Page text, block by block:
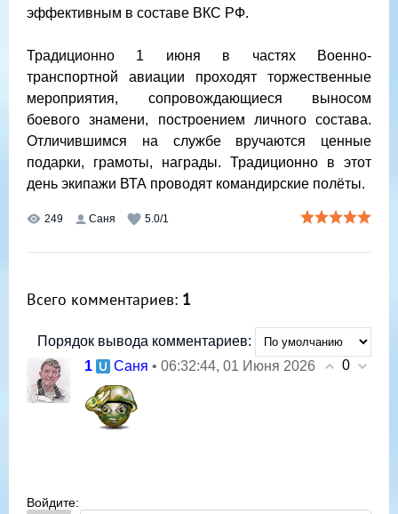
эффективным в составе ВКС РФ.
Традиционно 1 июня в частях Военно-
транспортной авиации проходят торжественные
мероприятия, сопровождающиеся выносом
боевого знамени, построением личного состава.
Отличившимся на службе вручаются ценные
подарки, грамоты, награды. Традиционно в этот
день экипажи ВТА проводят командирские полёты.
249 Саня 5.0/1
Всего комментариев: 1
Порядок вывода комментариев:
0
1 Саня • 06:32:44, 01 Июня 2026
Войдите: